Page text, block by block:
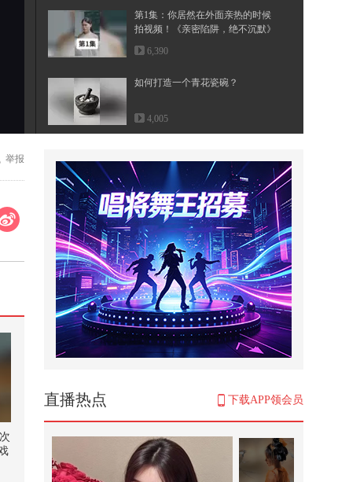
第1集：你居然在外面亲热的时候
拍视频！《亲密陷阱，绝不沉默》
6,390
如何打造一个青花瓷碗？
4,005
3,071
小时候吃包子的委屈经历@小狐 @
搞笑狐 @张朝阳
353
很久没在重庆跑酷了，带英国朋友
来体验一下@小狐 @小申小申 @郭
大...
376
来杯好茶摇一摇！好洗脑！#2026
贪小便宜吃大亏
96
举报
直播热点 下载APP领会员